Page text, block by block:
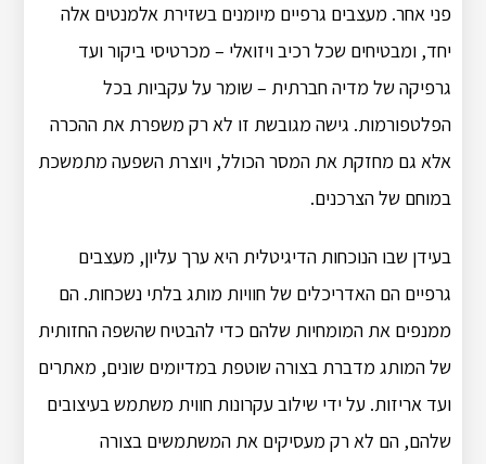
פני אחר. מעצבים גרפיים מיומנים בשזירת אלמנטים אלה
יחד, ומבטיחים שכל רכיב ויזואלי – מכרטיסי ביקור ועד
גרפיקה של מדיה חברתית – שומר על עקביות בכל
הפלטפורמות. גישה מגובשת זו לא רק משפרת את ההכרה
אלא גם מחזקת את המסר הכולל, ויוצרת השפעה מתמשכת
במוחם של הצרכנים.
בעידן שבו הנוכחות הדיגיטלית היא ערך עליון, מעצבים
גרפיים הם האדריכלים של חוויות מותג בלתי נשכחות. הם
ממנפים את המומחיות שלהם כדי להבטיח שהשפה החזותית
של המותג מדברת בצורה שוטפת במדיומים שונים, מאתרים
ועד אריזות. על ידי שילוב עקרונות חווית משתמש בעיצובים
שלהם, הם לא רק מעסיקים את המשתמשים בצורה